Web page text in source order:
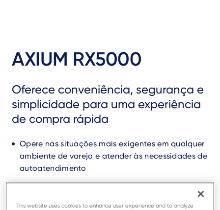
AXIUM RX5000
Oferece conveniência, segurança e
simplicidade para uma experiência
de compra rápida
Opere nas situações mais exigentes em qualquer
ambiente de varejo e atender às necessidades de
autoatendimento
soluções de pagamento para o retalho,
This website uses cookies to enhance user experience and to analyze